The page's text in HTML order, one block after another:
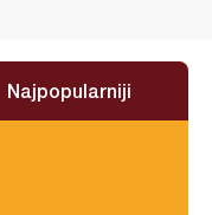
Najpopularniji